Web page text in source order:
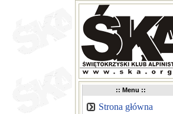
:: Menu ::
Strona główna